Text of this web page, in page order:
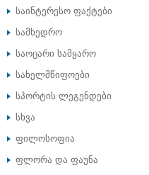
საინტერესო ფაქტები
სამხედრო
საოცარი სამყარო
სახელმწიფოები
სპორტის ლეგენდები
სხვა
ფილოსოფია
ფლორა და ფაუნა